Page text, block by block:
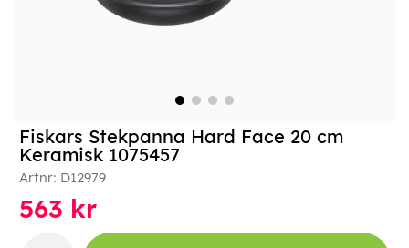
Fiskars Stekpanna Hard Face 20 cm
Keramisk 1075457
Artnr: D12979
563 kr